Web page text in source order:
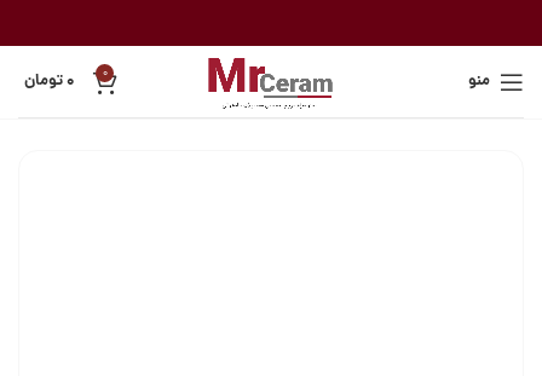
منو 0 ۰تومان